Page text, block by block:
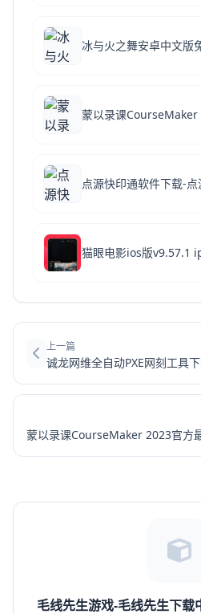
猫眼电影ios版v9.57.1
上一篇
毛线先生游戏-毛线先生下